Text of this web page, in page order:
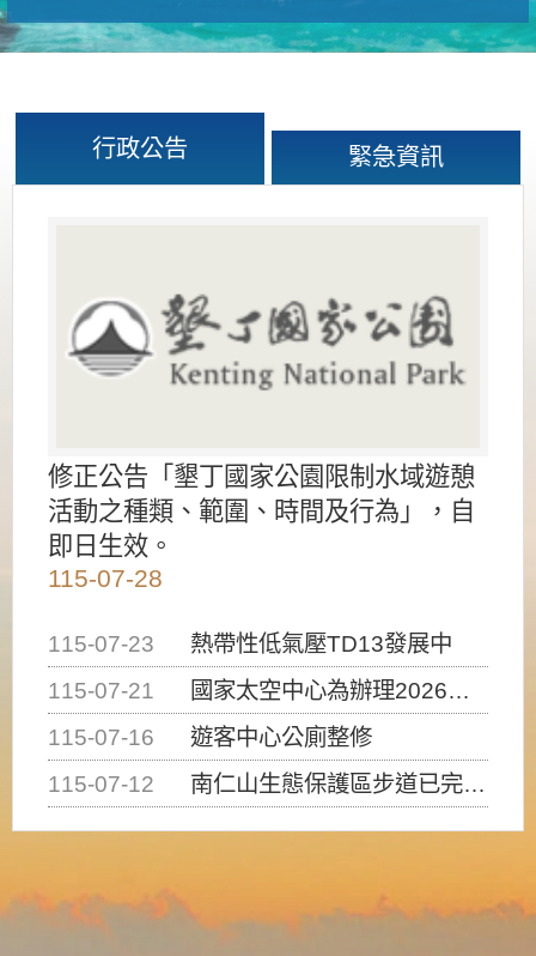
行政公告 緊急資訊
修正公告「墾丁國家公園限制水域遊憩
活動之種類、範圍、時間及行為」，自
即日生效。
115-07-28
115-07-23
熱帶性低氣壓TD13發展中
115-07-21
國家太空中心為辦理2026台灣盃火箭競賽，陸、海、空域警戒及協調相關事宜，因颱風備案事宜
115-07-16
遊客中心公廁整修
115-07-12
南仁山生態保護區步道已完成修復，自115年7月13日（星期一）起恢復開放入園，歡迎民眾依規定申請入園....